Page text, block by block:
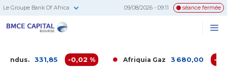
Le Groupe Bank Of Africa 09/08/2026 - 09:11 séance fermée
331,85 -0,02 % Afriquia Gaz 3 680,00 -0,16 %